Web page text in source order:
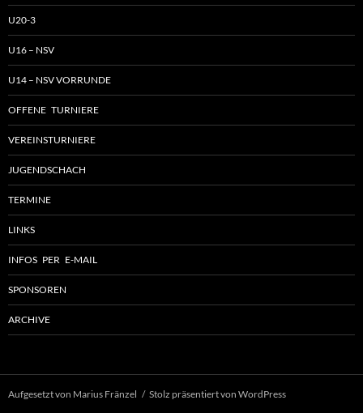
U20-3
U16 – NSV
U14 – NSV VORRUNDE
OFFENE TURNIERE
VEREINSTURNIERE
JUGENDSCHACH
TERMINE
LINKS
INFOS PER E-MAIL
SPONSOREN
ARCHIVE
Aufgesetzt von Marius Fränzel Stolz präsentiert von WordPress